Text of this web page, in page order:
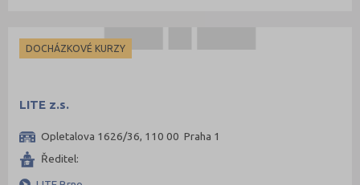
DOCHÁZKOVÉ KURZY
LITE z.s.
Opletalova 1626/36, 110 00 Praha 1
Ředitel: